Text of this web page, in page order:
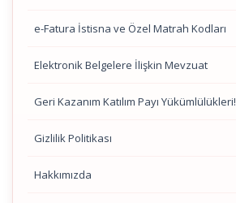
e-Fatura İstisna ve Özel Matrah Kodları
Elektronik Belgelere İlişkin Mevzuat
Geri Kazanım Katılım Payı Yükümlülükleri!
Gizlilik Politikası
Hakkımızda